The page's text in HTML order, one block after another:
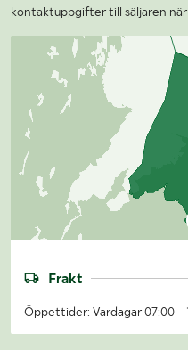
kontaktuppgifter till säljaren
Frakt
Öppettider: Vardagar 07:00 -